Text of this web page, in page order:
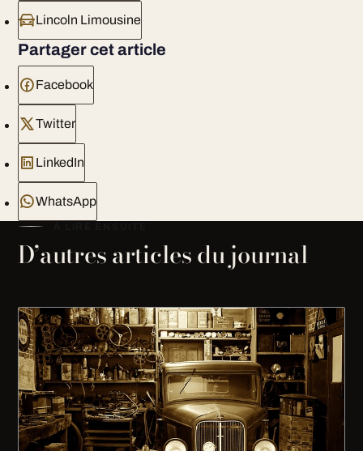
Lincoln Limousine
Partager cet article
Facebook
Twitter
LinkedIn
WhatsApp
D’autres articles du journal